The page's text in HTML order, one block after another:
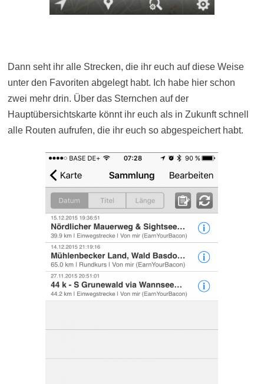
Dann seht ihr alle Strecken, die ihr euch auf diese Weise
unter den Favoriten abgelegt habt. Ich habe hier schon
zwei mehr drin. Über das Sternchen auf der
Hauptübersichtskarte könnt ihr euch als in Zukunft schnell
alle Routen aufrufen, die ihr euch so abgespeichert habt.